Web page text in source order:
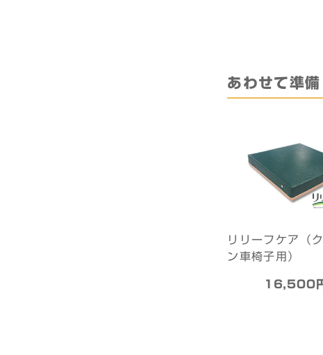
あわせて準
リリーフケア（
ン車椅子用）
16,500